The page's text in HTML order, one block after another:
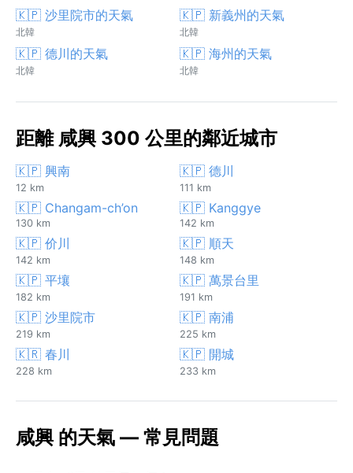
🇰🇵 沙里院市的天氣
北韓
🇰🇵 新義州的天氣
北韓
🇰🇵 德川的天氣
北韓
🇰🇵 海州的天氣
北韓
距離 咸興 300 公里的鄰近城市
🇰🇵 興南
12 km
🇰🇵 德川
111 km
🇰🇵 Changam-ch’on
130 km
🇰🇵 Kanggye
142 km
🇰🇵 价川
142 km
🇰🇵 順天
148 km
🇰🇵 平壤
182 km
🇰🇵 萬景台里
191 km
🇰🇵 沙里院市
219 km
🇰🇵 南浦
225 km
🇰🇷 春川
228 km
🇰🇵 開城
233 km
咸興 的天氣 — 常見問題